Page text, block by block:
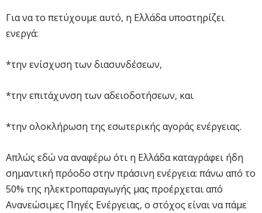
Για να το πετύχουμε αυτό, η Ελλάδα υποστηρίζει
ενεργά:
*την ενίσχυση των διασυνδέσεων,
*την επιτάχυνση των αδειοδοτήσεων, και
*την ολοκλήρωση της εσωτερικής αγοράς ενέργειας.
Απλώς εδώ να αναφέρω ότι η Ελλάδα καταγράφει ήδη
σημαντική πρόοδο στην πράσινη ενέργεια: πάνω από το
50% της ηλεκτροπαραγωγής μας προέρχεται από
Ανανεώσιμες Πηγές Ενέργειας, ο στόχος είναι να πάμε